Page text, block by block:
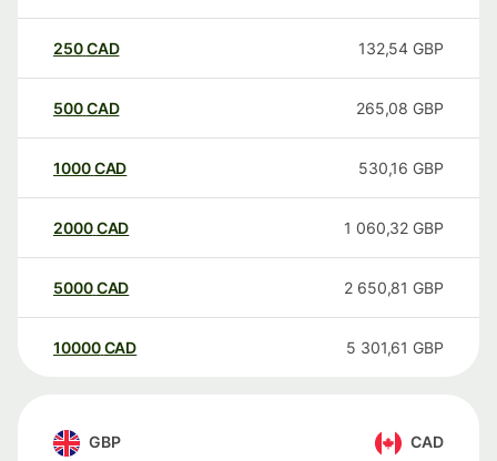
250CAD 132,54 GBP
500CAD 265,08 GBP
1000CAD 530,16 GBP
2000CAD 1 060,32 GBP
5000CAD 2 650,81 GBP
10000 CAD 5 301,61 GBP
GBP CAD